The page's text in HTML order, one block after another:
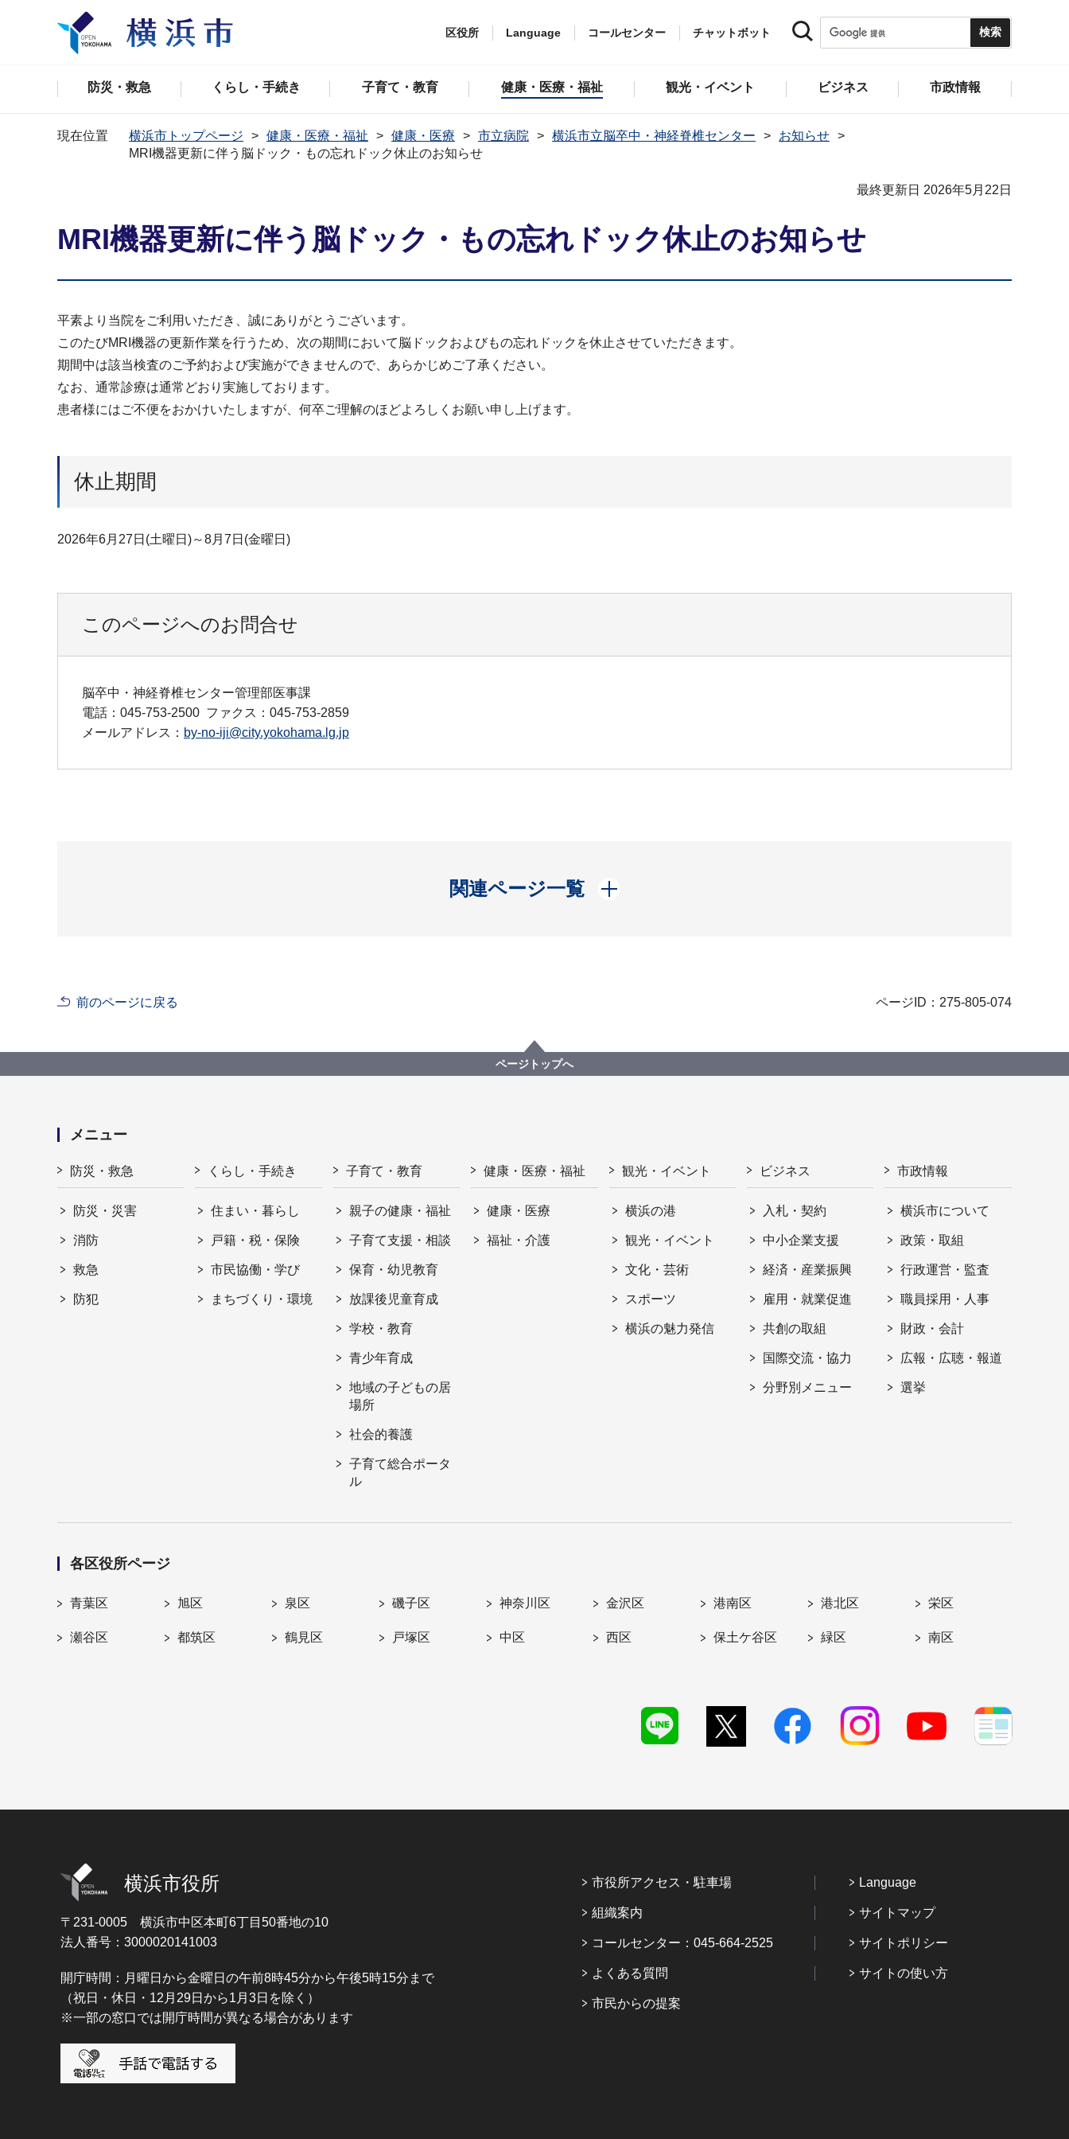
区役所 Language コールセンター チャットボット
防災・救急 くらし・手続き 子育て・教育 健康・医療・福祉 観光・イベント ビジネス 市政情報
現在位置 横浜市トップページ 健康・医療・福祉 健康・医療 市立病院 横浜市立脳卒中・神経脊椎センター
お知らせ
MRI機器更新に伴う脳ドック・もの忘れドック休止のお知らせ
最終更新日 2026年5月22日
MRI機器更新に伴う脳ドック・もの忘れドック休止のお知らせ
平素より当院をご利用いただき、誠にありがとうございます。
このたびMRI機器の更新作業を行うため、次の期間において脳ドックおよびもの忘れドックを休止させていただきます。
期間中は該当検査のご予約および実施ができませんので、あらかじめご了承ください。
なお、通常診療は通常どおり実施しております。
患者様にはご不便をおかけいたしますが、何卒ご理解のほどよろしくお願い申し上げます。
休止期間
2026年6月27日(土曜日)～8月7日(金曜日)
このページへのお問合せ
脳卒中・神経脊椎センター管理部医事課
電話：045-753-2500 ファクス：045-753-2859
メールアドレス： by-no-iji@city.yokohama.lg.jp
関連ページ一覧
開く
前のページに戻る ページID：275-805-074
ページトップへ
メニュー
防災・救急
防災・災害
消防
救急
防犯
くらし・手続き
住まい・暮らし
戸籍・税・保険
市民協働・学び
まちづくり・環境
子育て・教育
親子の健康・福祉
子育て支援・相談
保育・幼児教育
放課後児童育成
学校・教育
青少年育成
地域の子どもの居
場所
社会的養護
子育て総合ポータ
ル
健康・医療・福祉
健康・医療
福祉・介護
観光・イベント
横浜の港
観光・イベント
文化・芸術
スポーツ
横浜の魅力発信
ビジネス
入札・契約
中小企業支援
経済・産業振興
雇用・就業促進
共創の取組
国際交流・協力
分野別メニュー
市政情報
横浜市について
政策・取組
行政運営・監査
職員採用・人事
財政・会計
広報・広聴・報道
選挙
各区役所ページ
青葉区 旭区 泉区 磯子区 神奈川区 金沢区 港南区 港北区 栄区
瀬谷区 都筑区 鶴見区 戸塚区 中区 西区 保土ケ谷区 緑区 南区
横浜市役所
〒231-0005 横浜市中区本町6丁目50番地の10
法人番号：3000020141003
開庁時間：月曜日から金曜日の午前8時45分から午後5時15分まで
（祝日・休日・12月29日から1月3日を除く）
※一部の窓口では開庁時間が異なる場合があります
市役所アクセス・駐車場
組織案内
コールセンター：045-664-2525
よくある質問
市民からの提案
Language
サイトマップ
サイトポリシー
サイトの使い方